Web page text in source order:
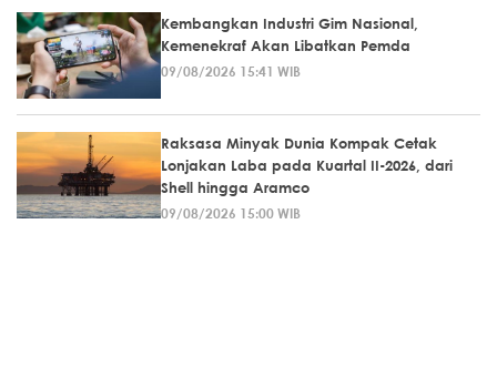
Kembangkan Industri Gim Nasional,
Kemenekraf Akan Libatkan Pemda
09/08/2026 15:41 WIB
Raksasa Minyak Dunia Kompak Cetak
Lonjakan Laba pada Kuartal II-2026, dari
Shell hingga Aramco
09/08/2026 15:00 WIB